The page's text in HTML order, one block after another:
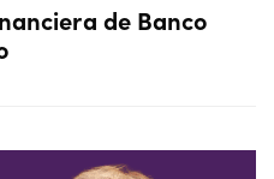
de Banco